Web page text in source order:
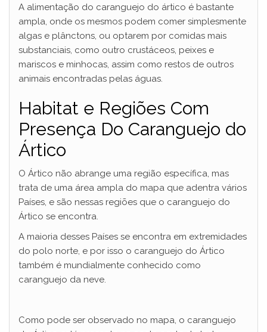
A alimentação do caranguejo do ártico é bastante
ampla, onde os mesmos podem comer simplesmente
algas e plânctons, ou optarem por comidas mais
substanciais, como outro crustáceos, peixes e
mariscos e minhocas, assim como restos de outros
animais encontradas pelas águas.
Habitat e Regiões Com
Presença Do Caranguejo do
Ártico
O Ártico não abrange uma região específica, mas
trata de uma área ampla do mapa que adentra vários
Países, e são nessas regiões que o caranguejo do
Ártico se encontra.
A maioria desses Países se encontra em extremidades
do polo norte, e por isso o caranguejo do Ártico
também é mundialmente conhecido como
caranguejo da neve.
Como pode ser observado no mapa, o caranguejo